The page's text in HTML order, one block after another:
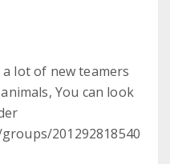
lot of new teamers
You can look
201292818540